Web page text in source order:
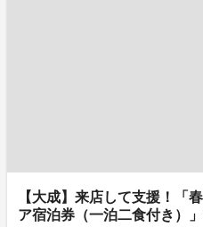
【大成】来店して支援！
ア宿泊券（一泊二食付き）